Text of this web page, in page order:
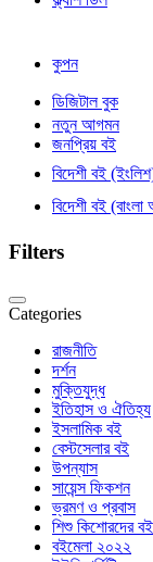
কুপন
ডিজিটাল বুক
নতুন আগমন
জনপ্রিয় বই
বিদেশী বই
বিদেশী বই (বাংলা
Filters
Categories
রাজনীতি
দর্শন
মুক্তিযুদ্ধ
ইতিহাস ও ঐতিহ্য
ইসলামিক বই
বেস্টসেলার বই
উপন্যাস
সায়েন্স ফিকশন
ভ্রমণ ও প্রবাস
শিশু কিশোরদের বই
বইমেলা ২০২২